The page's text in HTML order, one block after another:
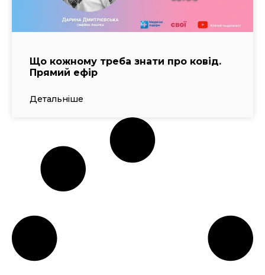
Що кожному треба знати про ковід.
Прямий ефір
Детальніше